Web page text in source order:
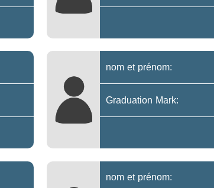
nom et prénom:
Graduation Mark:
nom et prénom: